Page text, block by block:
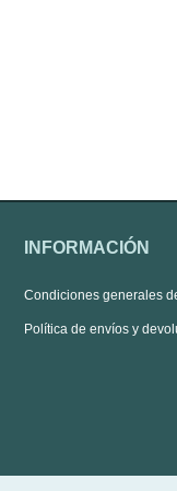
INFORMACIÓN
Condiciones generales
Política de envíos y